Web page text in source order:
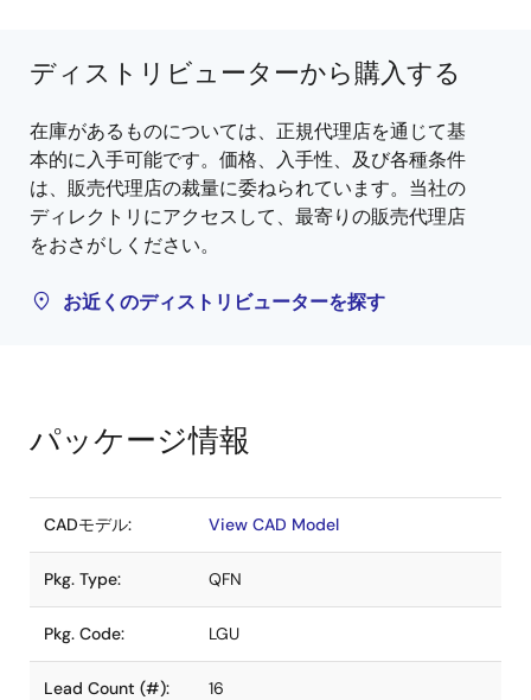
ディストリビューターから購入する
在庫があるものについては、正規代理店を通じて基
本的に入手可能です。価格、入手性、及び各種条件
は、販売代理店の裁量に委ねられています。当社の
ディレクトリにアクセスして、最寄りの販売代理店
をおさがしください。
お近くのディストリビューターを探す
パッケージ情報
CADモデル: View CAD Model
Pkg. Type: QFN
Pkg. Code: LGU
Lead Count (#): 16